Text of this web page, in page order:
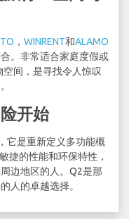
， WINRENT和ALAMO
。非常适合家庭度假或
间，是寻找令人惊叹
开始
它是重新定义多功能概
捷的性能和环保特性，
边地区的人。Q2是那
人的卓越选择。